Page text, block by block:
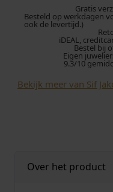
k
o
s
G
o
N
Gratis
Besteld op werkdagen
ook de levertijd.)
iDEAL,
Bestel bij
Eigen
9.3/10
Bekijk meer van Sif
Over het product